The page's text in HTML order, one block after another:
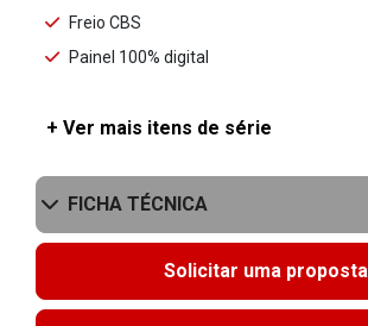
Freio CBS
Painel 100% digital
+ Ver mais itens de série
FICHA TÉCNICA
Solicitar uma proposta